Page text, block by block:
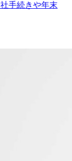
手続きや年末